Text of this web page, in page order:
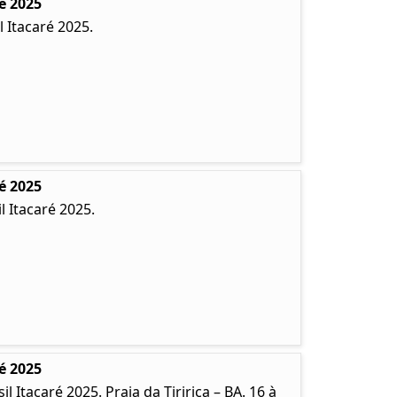
2025.
2025
Itacaré 2025.
2025
2025. Praia da Tiririca – BA. 16 à